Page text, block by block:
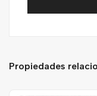
Propiedades